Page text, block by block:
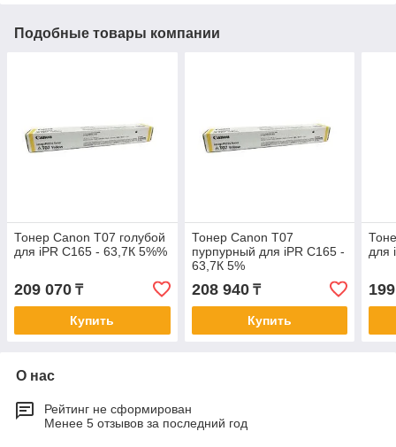
Подобные товары компании
Тонер Canon T07 голубой
для iPR С165 - 63,7К 5%%
209 070 ₸
Купить
Тонер Canon T07
пурпурный для iPR С165 -
63,7К 5%
208 940₸
Купить
для
О нас
Рейтинг не сформирован
Менее 5 отзывов за последний год